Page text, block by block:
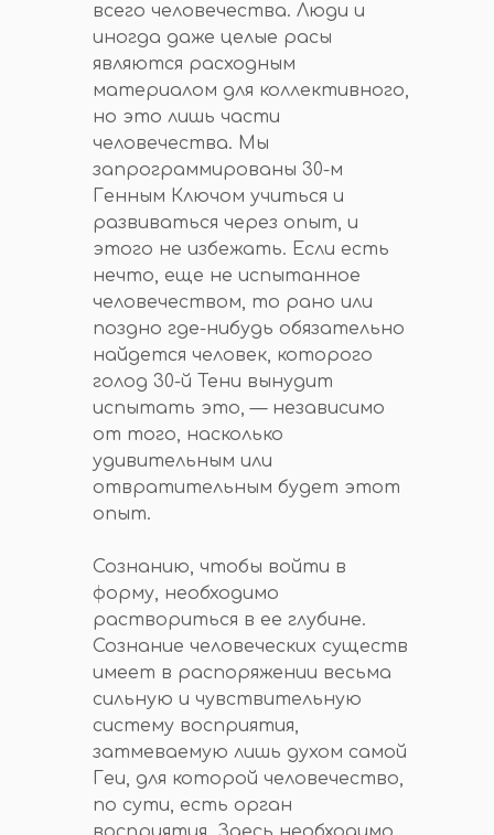
всего человечества. Люди и
иногда даже целые расы
являются расходным
материалом для коллективного,
но это лишь части
человечества. Мы
запрограммированы 30-м
Генным Ключом учиться и
развиваться через опыт, и
этого не избежать. Если есть
нечто, еще не испытанное
человечеством, то рано или
поздно где-нибудь обязательно
найдется человек, которого
голод 30-й Тени вынудит
испытать это, — независимо
от того, насколько
удивительным или
отвратительным будет этот
опыт.
Сознанию, чтобы войти в
форму, необходимо
раствориться в ее глубине.
Сознание человеческих существ
имеет в распоряжении весьма
сильную и чувствительную
систему восприятия,
затмеваемую лишь духом самой
Геи, для которой человечество,
по сути, есть орган